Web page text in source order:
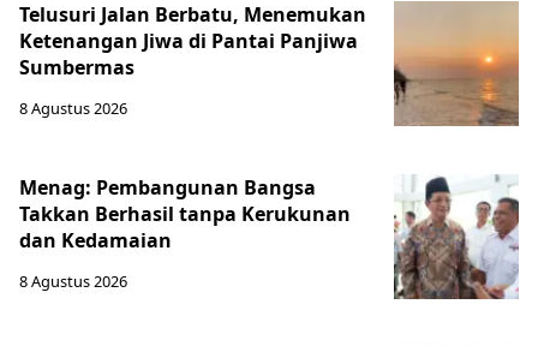
Telusuri Jalan Berbatu, Menemukan
Ketenangan Jiwa di Pantai Panjiwa
Sumbermas
8 Agustus 2026
Menag: Pembangunan Bangsa
Takkan Berhasil tanpa Kerukunan
dan Kedamaian
8 Agustus 2026